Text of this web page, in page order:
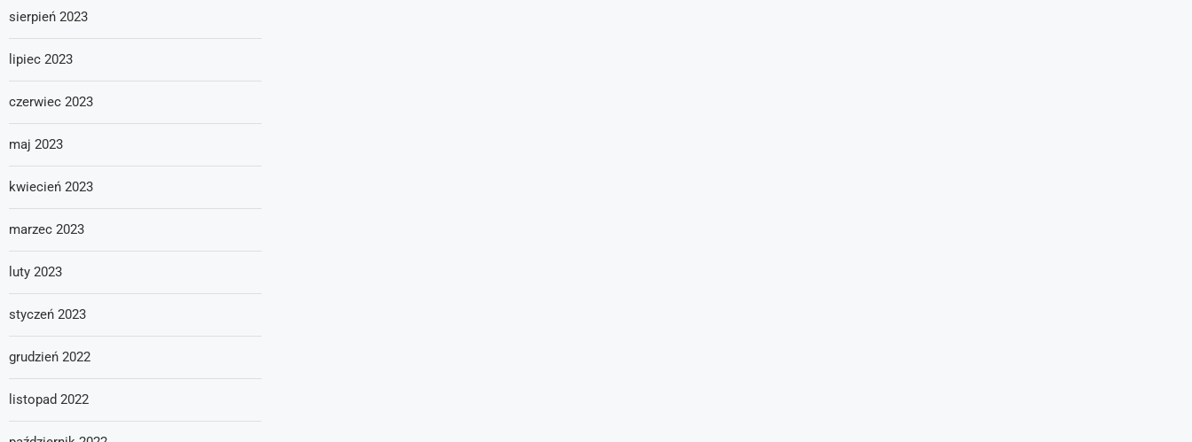
sierpień 2023
lipiec 2023
czerwiec 2023
maj 2023
kwiecień 2023
marzec 2023
luty 2023
styczeń 2023
grudzień 2022
listopad 2022